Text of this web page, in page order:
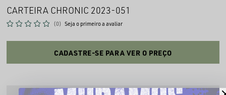
CARTEIRA CHRONIC 2023-051
(0) Seja o primeiro a avaliar
CADASTRE-SE PARA VER O PREÇO